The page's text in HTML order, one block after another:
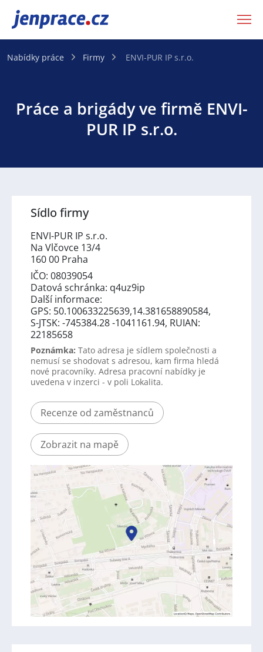
JenPráce.cz
Nabídky práce Firmy ENVI-PUR IP s.r.o.
Práce a brigády ve firmě ENVI-
PUR IP s.r.o.
Sídlo firmy
ENVI-PUR IP s.r.o.
Na Vlčovce 13/4
160 00 Praha
IČO: 08039054
Datová schránka: q4uz9ip
Další informace:
GPS: 50.100633225639,14.381658890584,
S-JTSK: -745384.28 -1041161.94, RUIAN:
22185658
Poznámka: Tato adresa je sídlem společnosti a
nemusí se shodovat s adresou, kam firma hledá
nové pracovníky. Adresa pracovní nabídky je
uvedena v inzerci - v poli Lokalita.
Recenze od zaměstnanců
Zobrazit na mapě